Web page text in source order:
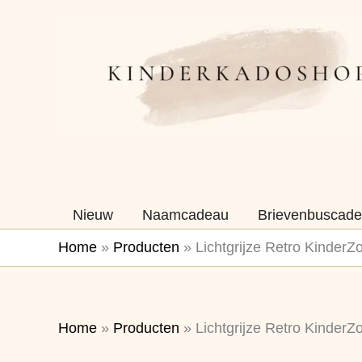
Nieuw Naamcadeau
Home » Producten » Lichtgrijze Retro
Home » Producten » Lichtgrijze Retro